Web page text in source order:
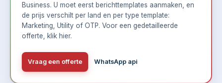
Business. U moet eerst berichttemplates aanmaken, en
de prijs verschilt per land en per type template:
Marketing, Utility of OTP. Voor een gedetailleerde
offerte, klik hier.
Vraag een offerte WhatsApp api